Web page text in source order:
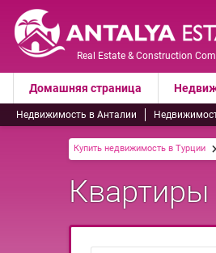
Real Estate & Construction
Домашняя страница
Недвижимость в Анталии
Купить недвижимость в Турции
Квартиры